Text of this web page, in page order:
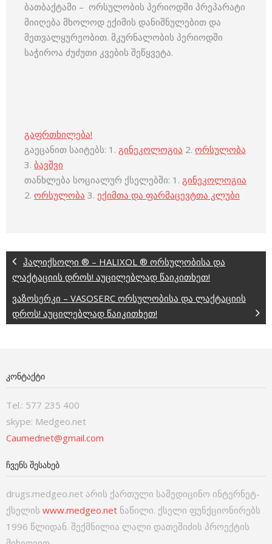
ბათბაქტამი – ორსულობის პერიოდში პრეპარატი
მიიღება მხოლოდ ექიმის დანიშნულებით და
მეთვალყურეობით. მკურნალობის პერიოდში
საჭიროა ძუძუთი კვების შეწყვეტა.
გაფრთხილება!
გაეცანით საიტებს: 1. გინეკოლოგია 2. ორსულობა
3. ბავშვი
თანხლება სოციალურ ქსელებში: 1. გინეკოლოგია
2. ორსულობა 3. ექიმთა და ფარმაცევტთა კლუბი
ჰალიქსოლი ® – HALIXOL ® ორსულობისა და
ლაქტაციის დროს! აუცილებლად წაიკითხეთ!
ვაზოსერკი – VASOSERC ორსულობისა და ლაქტაციის
დროს! აუცილებლად წაიკითხეთ!
ᲙᲝᲜᲢᲐᲥᲢᲘ
Tel.: 577 235 400
skype: Medgeo.net
Caumednet@gmail.com
ᲩᲕᲔᲜᲡ ᲨᲔᲡᲐᲮᲔᲑ
drugs.medgeo.net არის ქართული სამედიცინო ინტერნეტ-
ქსელის www.medgeo.net ნაწილი. ქსელი ფუნქციონირებს
1996 წლიდან. შექმნილია ლალი დათეშიძის პროექტის